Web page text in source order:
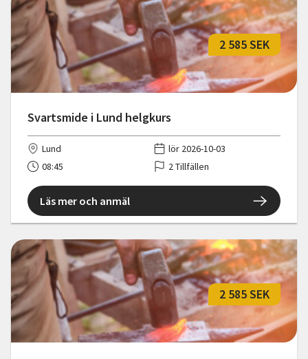
Svartsmide i Lund helgkurs
2 585 SEK
Lund
lör 2026-10-03
08:45
2 Tillfällen
Läs mer och anmäl
2 585 SEK